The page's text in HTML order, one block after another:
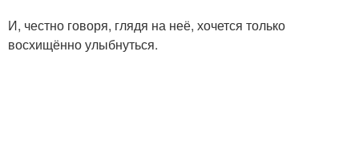
И, честно говоря, глядя на неё, хочется только
восхищённо улыбнуться.